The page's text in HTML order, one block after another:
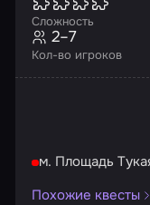
Сложность
Кол-во игроков
2–7
м. Площадь
Похожие квесты